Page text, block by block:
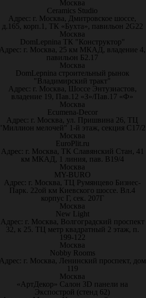
Москва
Ceramics Studio
Адрес: г. Москва, Дмитровское шоссе,
д.165, корп.1, ТК «Бухта», павильон 2G22
Москва
DomLepnina ТК "Конструктор"
г. Москва, 25 км МКАД, владение 4,
павильон Б2.17
Москва
DomLepnina строительный рынок
"Владимирский тракт"
Адрес: г. Москва, Шоссе Энтузиастов,
владение 19, Пав.12 «З»/Пав.17 «Ф»
Москва
Ecumena-Decor
Адрес: г. Москва, ул. Пришвина 26, ТЦ
мелочей" 1-й этаж, секция С17/2
Москва
EuroPlit.ru
Адрес: г. Москва, ТК Славянский Стан, 41
км МКАД, 1 линия, пав. В19/4
Москва
MY-BURO
Адрес: г. Москва, ТЦ Румянцево Бизнес-
Парк. 22ой км Киевского шоссе. Вл.4
корпус Г, сек. 207Г
Москва
New Light
Адрес: г. Москва, Волгоградский проспект
32, к 25. ТЦ метр квадратный 2 этаж, п.
199-122
Москва
Nobby Rooms
г. Москва, Ленинский проспект, дом
119
Москва
«АртДекор» Салон 3D панели на
Экспострой (стенд 62)